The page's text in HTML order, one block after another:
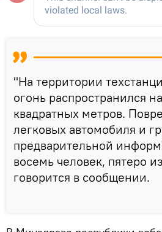
"На территории
огонь распространился
квадратных метров.
легковых автомобиля и
предварительной
восемь человек, пятеро
говорится в сообщении.